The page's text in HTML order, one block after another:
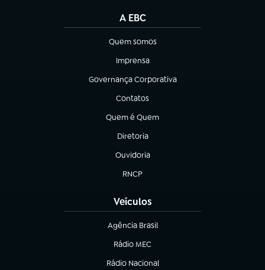
A EBC
Quem somos
(abre em nova aba)
Imprensa
(abre em nova aba)
Governança Corporativa
(abre em nova aba)
Contatos
(abre em nova aba)
Quem é Quem
(abre em nova aba)
Diretoria
(abre em nova aba)
Ouvidoria
(abre em nova aba)
RNCP
(abre em nova aba)
Veículos
Agência Brasil
(abre em nova aba)
Rádio MEC
(abre em nova aba)
Rádio Nacional